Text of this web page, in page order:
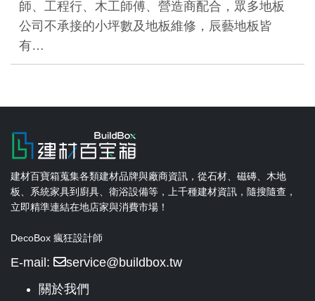
師、工程行、木工師傅、營造商配合，眾多地板
公司不承接的小坪數及地板維修，辰藝地板皆
有…
建材百寶箱蒐集各類建材品牌與廠商資訊，從石材、磁磚、木地
板、系統家具到廚具、衛浴設備等，上千種建材資訊，隨搜隨查，
立即精準連結在地店家與消費市場！
DecoBox 瘋狂設計師
E-mail:
service@buildbox.tw
關於我們